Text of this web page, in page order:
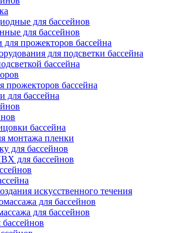
для бассейнов
для бассейнов
для прожекторов бассейна
для подсветки бассейна
бассейна
прожекторов бассейна
для бассейна
бассейна
монтажа пленки
для бассейнов
для бассейнов
искусственного течения
для бассейнов
для бассейнов